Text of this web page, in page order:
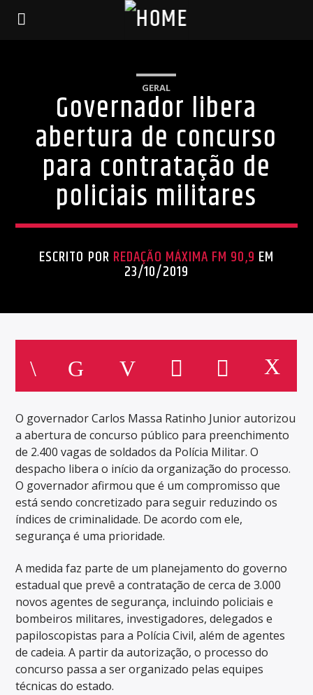
GERAL
Governador libera
abertura de concurso
para contratação de
policiais militares
ESCRITO POR REDAÇÃO MÁXIMA FM 90,9 EM
23/10/2019
O governador Carlos Massa Ratinho Junior autorizou
a abertura de concurso público para preenchimento
de 2.400 vagas de soldados da Polícia Militar. O
despacho libera o início da organização do processo.
O governador afirmou que é um compromisso que
está sendo concretizado para seguir reduzindo os
índices de criminalidade. De acordo com ele,
segurança é uma prioridade.
A medida faz parte de um planejamento do governo
estadual que prevê a contratação de cerca de 3.000
novos agentes de segurança, incluindo policiais e
bombeiros militares, investigadores, delegados e
papiloscopistas para a Polícia Civil, além de agentes
de cadeia. A partir da autorização, o processo do
concurso passa a ser organizado pelas equipes
técnicas do estado.